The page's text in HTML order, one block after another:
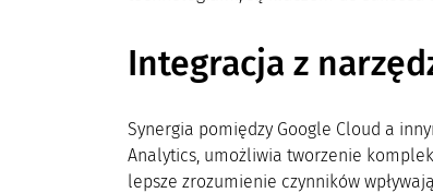
Integracja z
Synergia pomiędzy Google Cloud a
Analytics, umożliwia tworzenie
lepsze zrozumienie czynników